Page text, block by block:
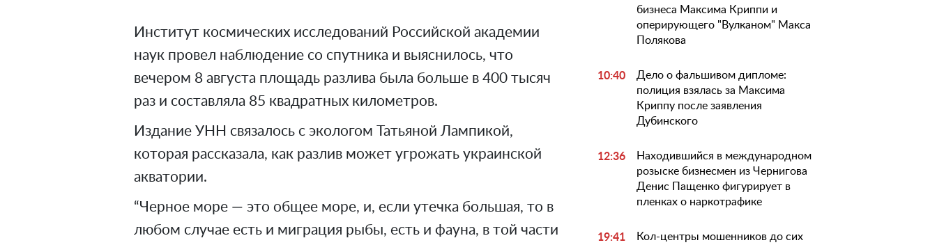
Институт космических исследований Российской академии
наук провел наблюдение со спутника и выяснилось, что
вечером 8 августа площадь разлива была больше в 400 тысяч
раз и составляла 85 квадратных километров.
Издание УНН связалось с экологом Татьяной Лампикой,
которая рассказала, как разлив может угрожать украинской
акватории.
“Черное море — это общее море, и, если утечка большая, то в
любом случае есть и миграция рыбы, есть и фауна, в той части
бизнеса Максима Криппи и
оперирующего "Вулканом" Макса
Полякова
10:40
Дело о фальшивом дипломе:
полиция взялась за Максима
Криппу после заявления
Дубинского
12:36
Находившийся в международном
розыске бизнесмен из Чернигова
Денис Пащенко фигурирует в
пленках о наркотрафике
19:41
Кол-центры мошенников до сих